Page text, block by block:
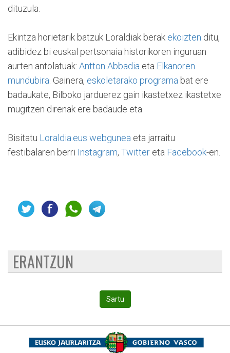
dituzula.
Ekintza horietarik batzuk Loraldiak berak ekoizten ditu,
adibidez bi euskal pertsonaia historikoren inguruan
aurten antolatuak: Antton Abbadia eta Elkanoren
mundubira . Gainera, eskoletarako programa bat ere
badaukate, Bilboko jarduerez gain ikastetxez ikastetxe
mugitzen direnak ere badaude eta.
Bisitatu Loraldia.eus webgunea eta jarraitu
festibalaren berri Instagram, Twitter eta Facebook-en.
ERANTZUN
Sartu